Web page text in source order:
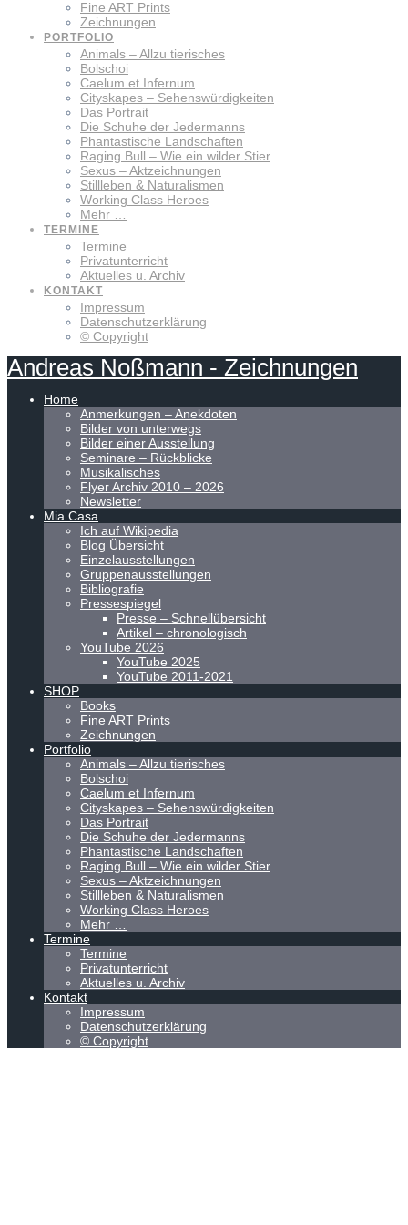
Fine ART Prints
Zeichnungen
PORTFOLIO
Animals – Allzu tierisches
Bolschoi
Caelum et Infernum
Cityskapes – Sehenswürdigkeiten
Das Portrait
Die Schuhe der Jedermanns
Phantastische Landschaften
Raging Bull – Wie ein wilder Stier
Sexus – Aktzeichnungen
Stillleben & Naturalismen
Working Class Heroes
Mehr …
TERMINE
Termine
Privatunterricht
Aktuelles u. Archiv
KONTAKT
Impressum
Datenschutzerklärung
© Copyright
Andreas Noßmann - Zeichnungen
Home
Anmerkungen – Anekdoten
Bilder von unterwegs
Bilder einer Ausstellung
Seminare – Rückblicke
Musikalisches
Flyer Archiv 2010 – 2026
Newsletter
Mia Casa
Ich auf Wikipedia
Blog Übersicht
Einzelausstellungen
Gruppenausstellungen
Bibliografie
Pressespiegel
Presse – Schnellübersicht
Artikel – chronologisch
YouTube 2026
YouTube 2025
YouTube 2011-2021
SHOP
Books
Fine ART Prints
Zeichnungen
Portfolio
Animals – Allzu tierisches
Bolschoi
Caelum et Infernum
Cityskapes – Sehenswürdigkeiten
Das Portrait
Die Schuhe der Jedermanns
Phantastische Landschaften
Raging Bull – Wie ein wilder Stier
Sexus – Aktzeichnungen
Stillleben & Naturalismen
Working Class Heroes
Mehr …
Termine
Termine
Privatunterricht
Aktuelles u. Archiv
Kontakt
Impressum
Datenschutzerklärung
© Copyright